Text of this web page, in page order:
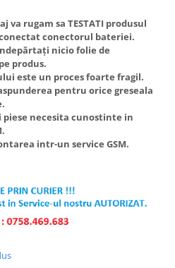
va rugam sa TESTATI produsul
conectorul bateriei.
nicio folie de
produs.
un proces foarte fragil.
pentru orice greseala
necesita cunostinte in
intr-un service GSM.